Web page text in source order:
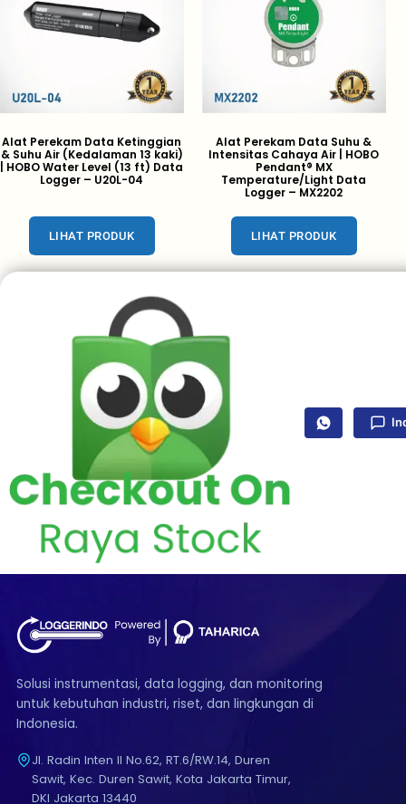
Alat Perekam Data Ketinggian
& Suhu Air (Kedalaman 13 kaki)
| HOBO Water Level (13 ft) Data
Logger – U20L-04
LIHAT PRODUK
Alat Perekam Data Suhu &
Intensitas Cahaya Air | HOBO
Pendant® MX
Temperature/Light Data
Logger – MX2202
LIHAT PRODUK
Solusi instrumentasi, data logging, dan monitoring
untuk kebutuhan industri, riset, dan lingkungan di
Indonesia.
Jl. Radin Inten II No.62, RT.6/RW.14, Duren
Sawit, Kec. Duren Sawit, Kota Jakarta Timur,
DKI Jakarta 13440